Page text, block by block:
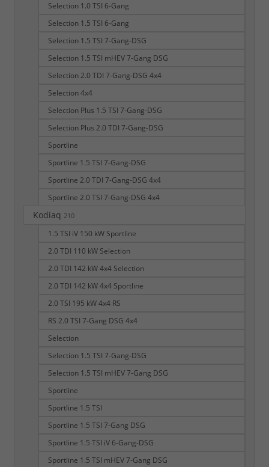
Selection 1.0 TSI 6-Gang
Selection 1.5 TSI 6-Gang
Selection 1.5 TSI 7-Gang-DSG
Selection 1.5 TSI mHEV 7-Gang DSG
Selection 2.0 TDI 7-Gang-DSG 4x4
Selection 4x4
Selection Plus 1.5 TSI 7-Gang-DSG
Selection Plus 2.0 TDI 7-Gang-DSG
Sportline
Sportline 1.5 TSI 7-Gang-DSG
Sportline 2.0 TDI 7-Gang-DSG 4x4
Sportline 2.0 TSI 7-Gang-DSG 4x4
Kodiaq 210
1.5 TSI iV 150 kW Sportline
2.0 TDI 110 kW Selection
2.0 TDI 142 kW 4x4 Selection
2.0 TDI 142 kW 4x4 Sportline
2.0 TSI 195 kW 4x4 RS
RS 2.0 TSI 7-Gang DSG 4x4
Selection
Selection 1.5 TSI 7-Gang-DSG
Selection 1.5 TSI mHEV 7-Gang DSG
Sportline
Sportline 1.5 TSI
Sportline 1.5 TSI 7-Gang DSG
Sportline 1.5 TSI iV 6-Gang-DSG
Sportline 1.5 TSI mHEV 7-Gang DSG